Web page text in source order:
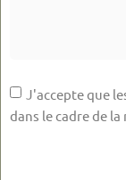
J'accepte que
dans le cadre de